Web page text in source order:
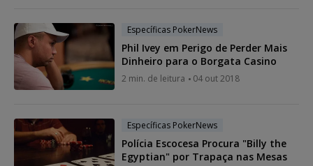
Específicas PokerNews
Phil Ivey em Perigo de Perder Mais
Dinheiro para o Borgata Casino
2 min. de leitura 04 out 2018
Específicas PokerNews
Polícia Escocesa Procura "Billy the
Egyptian" por Trapaça nas Mesas